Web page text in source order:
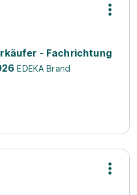
- Fachrichtung
EDEKA Brand